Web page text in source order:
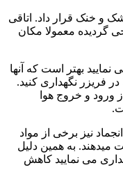
و خنک قرار داد. اتاقی
گردیده معمولا مکان
بهتر است که آنها
فریزر نگهداری کنید.
و خروج هوا
نیز برخی از مواد
به همین دلیل
می نمایید کاهش